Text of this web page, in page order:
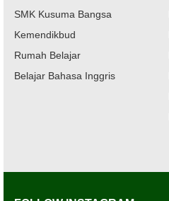
SMK Kusuma Bangsa
Kemendikbud
Rumah Belajar
Belajar Bahasa Inggris